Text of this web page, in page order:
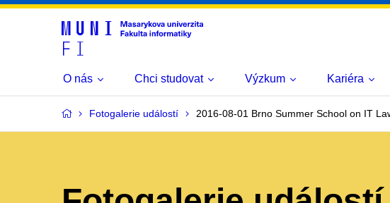
O nás Chci studovat Výzkum Kariéra
Fotogalerie událostí 2016-08-01 Brno Summer School on IT